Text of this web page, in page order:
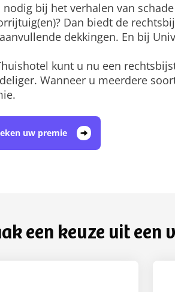
nodig bij het verhalen van
Dan biedt de
dekkingen. En bij
kunt u nu een
Wanneer u meerdere
uw premie
een keuze uit een